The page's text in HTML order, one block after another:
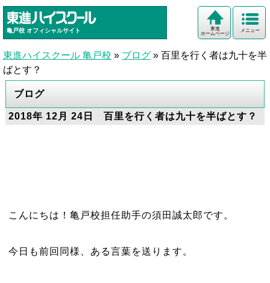
亀戸校 オフィシャルサイト メニュー
東進
ホームページ
東進ハイスクール 亀戸校 » ブログ » 百里を行く者は九十を半
ばとす？
ブログ
2018年 12月 24日 百里を行く者は九十を半ばとす？
こんにちは！亀戸校担任助手の須田誠太郎です。
今日も前回同様、ある言葉を送ります。